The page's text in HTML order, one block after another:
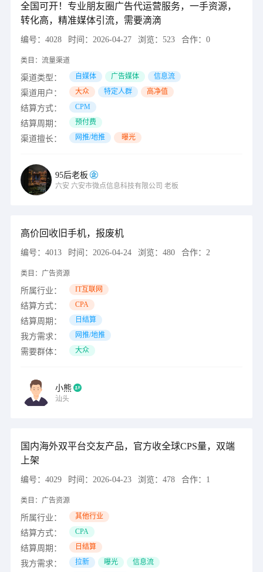
全国可开！专业朋友圈广告代运营服务，一手资源，
转化高，精准媒体引流，需要滴滴
编号： 4028 时间： 2026-04-27 浏览： 523 合作： 0
类目： 流量渠道
渠道类型： 自媒体 广告媒体 信息流
渠道用户： 大众 特定人群 高净值
结算方式： CPM
结算周期： 预付费
渠道擅长： 网推/地推 曝光
95后老板
六安 六安市微点信息科技有限公司 老板
高价回收旧手机，报废机
编号： 4013 时间： 2026-04-24 浏览： 480 合作： 2
类目： 广告资源
所属行业： IT互联网
结算方式： CPA
结算周期： 日结算
我方需求： 网推/地推
需要群体： 大众
小熊
汕头
国内海外双平台交友产品，官方收全球CPS量，双端
上架
编号： 4029 时间： 2026-04-23 浏览： 478 合作： 1
类目： 广告资源
所属行业： 其他行业
结算方式： CPA
结算周期： 日结算
我方需求： 拉新 曝光 信息流